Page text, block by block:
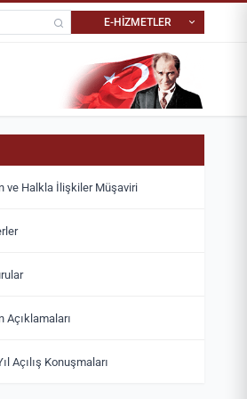
E-HİZMETLER
YARGITAY İÇTIHAT
MERKEZI
İçtihat niteliği taşıyan
ve Halkla İlişkiler Müşaviri
Açıklamaları
Açılış Konuşmaları